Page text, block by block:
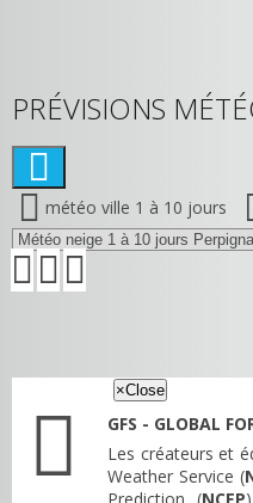
PRÉVISIONS
météo ville 1 à 10 jours
×Close
GFS - GLOBAL
Les créateurs et
Weather Service (